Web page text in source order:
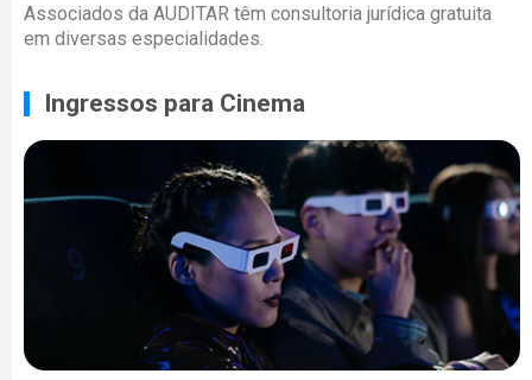
Associados da AUDITAR têm consultoria jurídica gratuita
em diversas especialidades.
Ingressos para Cinema